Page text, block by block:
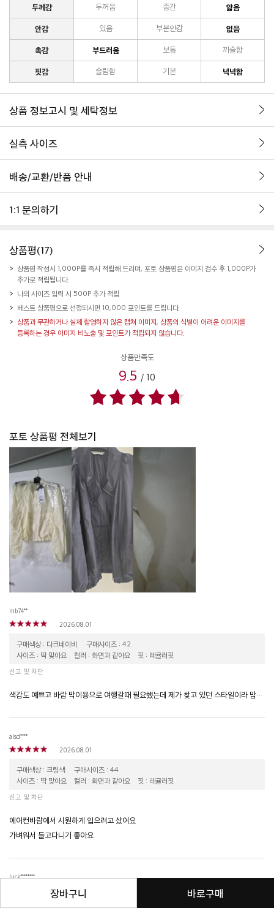
장바구니 바로구매
두께감 두꺼움 중간 얇음
안감 있음 부분안감 없음
촉감 부드러움 보통 까슬함
핏감 슬림함 기본 넉넉함
상품 정보고시 및 세탁정보
실측 사이즈
배송/교환/반품 안내
1:1 문의하기
상품평(17)
상품평 작성시 1,000P를 즉시 적립해 드리며, 포토 상품평은 이미지 검수 후 1,000P가
추가로 적립됩니다.
나의 사이즈 입력 시 500P 추가 적립
베스트 상품평으로 선정되시면 10,000 포인트를 드립니다.
상품과 무관하거나 실제 촬영하지 않은 캡쳐 이미지, 상품의 식별이 어려운 이미지를
등록하는 경우 이미지 비노출 및 포인트가 적립되지 않습니다.
상품만족도
9.5 / 10
포토 상품평 전체보기
mb74**
2026.08.01
구매색상 : 다크네이비
구매사이즈 : 42
사이즈 : 딱 맞아요
컬러 : 화면과 같아요 핏 : 레귤러핏
신고 및 차단
색감도 예쁘고 바람 막이용으로 여행갈때 필요했는데 제가 찾고 있던 스타일이라 맘에 쏙 들고 활용도가 좋을꺼 같아요~
alsd****
2026.08.01
구매색상 : 크림색
구매사이즈 : 44
사이즈 : 딱 맞아요
컬러 : 화면과 같아요 핏 : 레귤러핏
신고 및 차단
에어컨바람에서 시원하게 입으려고 샀어요
가벼워서 들고다니기 좋아요
luck********
2026.07.31